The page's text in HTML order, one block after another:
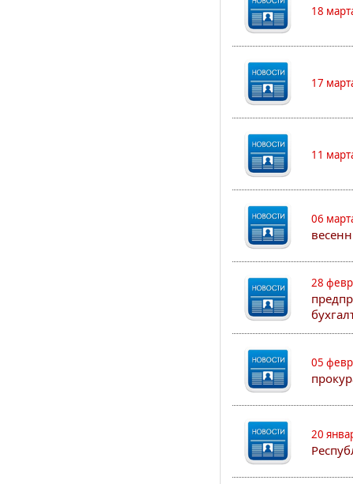
18
17
11
06
28
05
20